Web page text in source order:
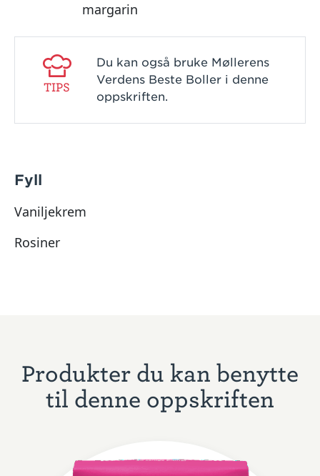
margarin
TIPS
Du kan også bruke Møllerens
Verdens Beste Boller i denne
oppskriften.
Fyll
Vaniljekrem
Rosiner
Produkter du kan benytte
til denne oppskriften